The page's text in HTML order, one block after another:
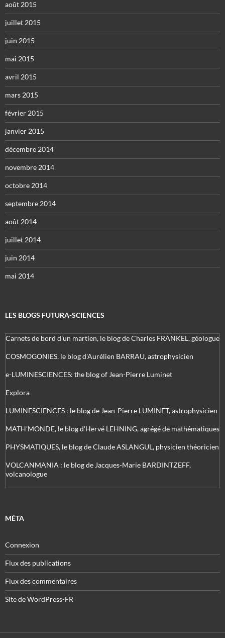
août 2015
juillet 2015
juin 2015
mai 2015
avril 2015
mars 2015
février 2015
janvier 2015
décembre 2014
novembre 2014
octobre 2014
septembre 2014
août 2014
juillet 2014
juin 2014
mai 2014
LES BLOGS FUTURA-SCIENCES
Carnets de bord d’un martien, le blog de Charles FRANKEL, géologue
COSMOGONIES, le blog d'Aurélien BARRAU, astrophysicien
e-LUMINESCIENCES: the blog of Jean-Pierre Luminet
Explora
LUMINESCIENCES : le blog de Jean-Pierre LUMINET, astrophysicien
MATH'MONDE, le blog d'Hervé LEHNING, agrégé de mathématiques
PHYSMATIQUES, le blog de Claude ASLANGUL, physicien théoricien
VOLCANMANIA : le blog de Jacques-Marie BARDINTZEFF,
volcanologue
MÉTA
Connexion
Flux des publications
Flux des commentaires
Site de WordPress-FR